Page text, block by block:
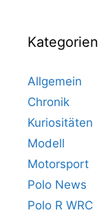
Kategorien
Allgemein
Chronik
Kuriositäten
Modell
Motorsport
Polo News
Polo R WRC